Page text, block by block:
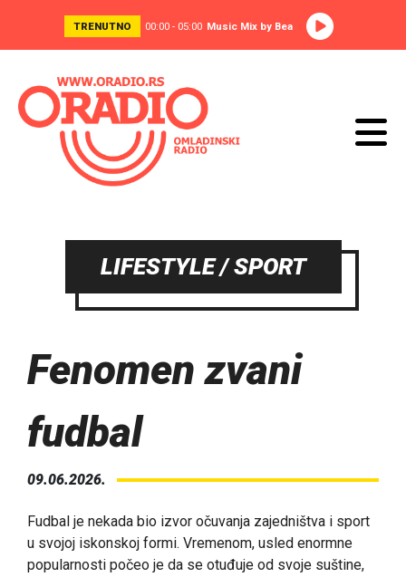
TRENUTNO 00:00 - 05:00 Music Mix by Bea
LIFESTYLE / SPORT
Fenomen zvani
fudbal
09.06.2026.
Fudbal je nekada bio izvor očuvanja zajedništva i sport
u svojoj iskonskoj formi. Vremenom, usled enormne
popularnosti počeo je da se otuđuje od svoje suštine,